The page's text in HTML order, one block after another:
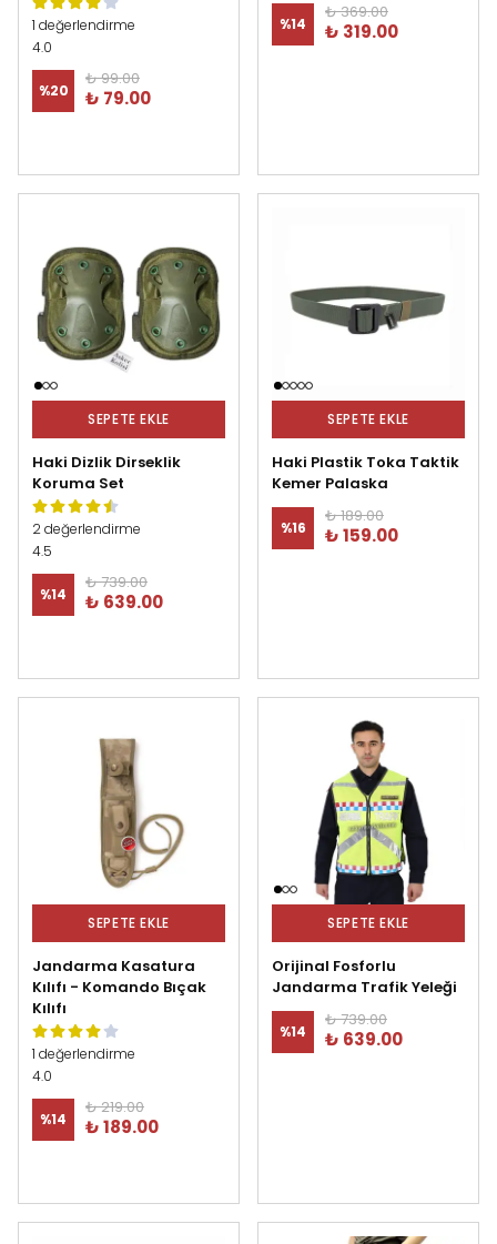
1 değerlendirme
4.0
%20
₺ 99.00
₺ 79.00
%14
₺ 369.00
₺ 319.00
SEPETE EKLE
Haki Dizlik Dirseklik
Koruma Set
2 değerlendirme
4.5
%14
₺ 739.00
₺ 639.00
SEPETE EKLE
Haki Plastik Toka Taktik
Kemer Palaska
%16
₺ 189.00
₺ 159.00
SEPETE EKLE
Jandarma Kasatura
Kılıfı - Komando Bıçak
Kılıfı
1 değerlendirme
4.0
%14
₺ 219.00
₺ 189.00
SEPETE EKLE
Orijinal Fosforlu
Jandarma Trafik Yeleği
%14
₺ 739.00
₺ 639.00